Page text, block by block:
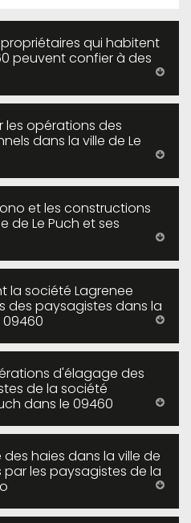
qui habitent
peuvent confier à des
les opérations des
dans la ville de Le
et les constructions
de Le Puch et ses
la société Lagrenee
des paysagistes dans la
09460
d'élagage des
de la société
dans le 09460
haies dans la ville de
par les paysagistes de la